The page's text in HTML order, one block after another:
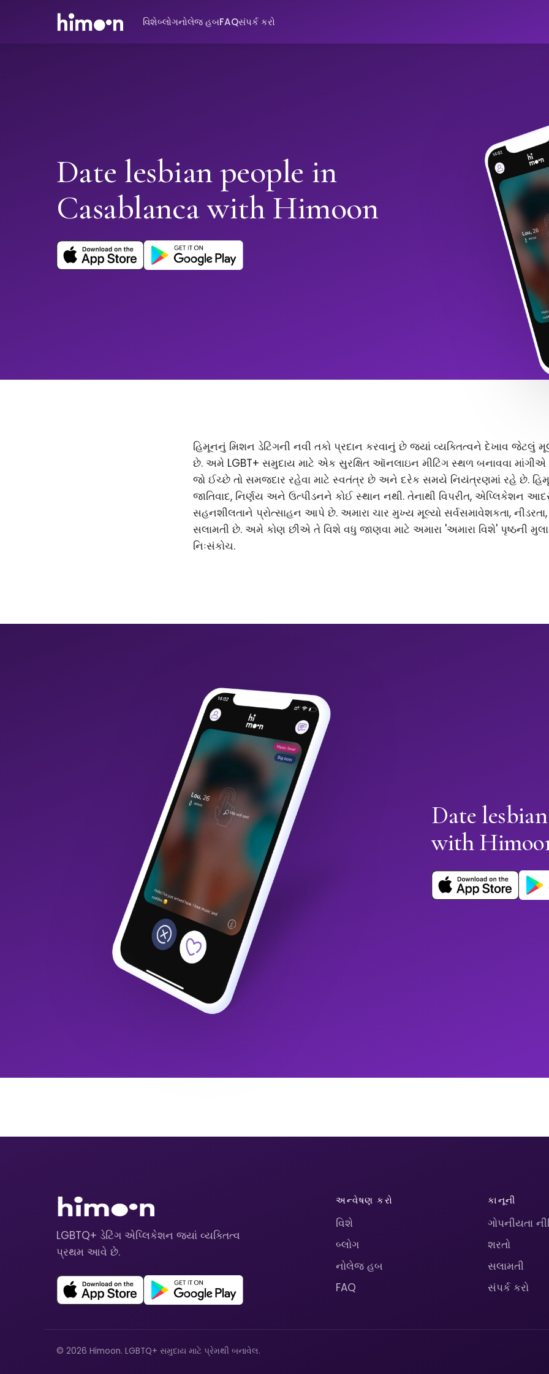
વિશેબ્લોગનોલેજ હબFAQસંપર્ક કરો
Date lesbian people in
Casablanca with Himoon
હિમૂનનું મિશન ડેટિંગની નવી તકો પ્રદાન કરવાનું છે જ્યાં વ્યક્તિત્વને દેખાવ
છે. અમે LGBT+ સમુદાય માટે એક સુરક્ષિત ઑનલાઇન મીટિંગ સ્થળ બનાવવા માંગીએ
જો ઈચ્છે તો સમજદાર રહેવા માટે સ્વતંત્ર છે અને દરેક સમયે નિયંત્રણમાં રહે છે.
જાતિવાદ, નિર્ણય અને ઉત્પીડનને કોઈ સ્થાન નથી. તેનાથી વિપરીત, એપ્લિકેશન
સહનશીલતાને પ્રોત્સાહન આપે છે. અમારા ચાર મુખ્ય મૂલ્યો સર્વસમાવેશકતા,
સલામતી છે. અમે કોણ છીએ તે વિશે વધુ જાણવા માટે અમારા 'અમારા વિશે' પૃષ્ઠની
નિઃસંકોચ.
Date
with
LGBTQ+ ડેટિંગ એપ્લિકેશન જ્યાં વ્યક્તિત્વ
પ્રથમ આવે છે.
અન્વેષણ કરો
વિશે
બ્લોગ
નોલેજ હબ
FAQ
કાનૂની
ગોપનીયતા
શરતો
સલામતી
સંપર્ક કરો
© 2026 Himoon. LGBTQ+ સમુદાય માટે પ્રેમથી બનાવેલ.